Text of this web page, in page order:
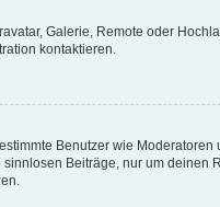
Galerie, Remote oder
kontaktieren.
Benutzer wie
Beiträge, nur um